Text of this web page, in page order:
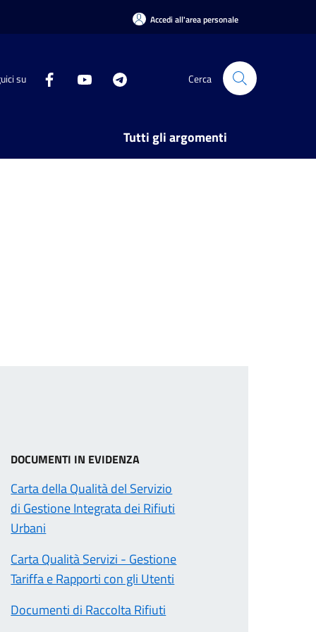
Accedi all'area personale
su Cerca
Tutti gli argomenti
DOCUMENTI IN EVIDENZA
Carta della Qualità del Servizio
di Gestione Integrata dei Rifiuti
Urbani
Carta Qualità Servizi - Gestione
Tariffa e Rapporti con gli Utenti
Documenti di Raccolta Rifiuti